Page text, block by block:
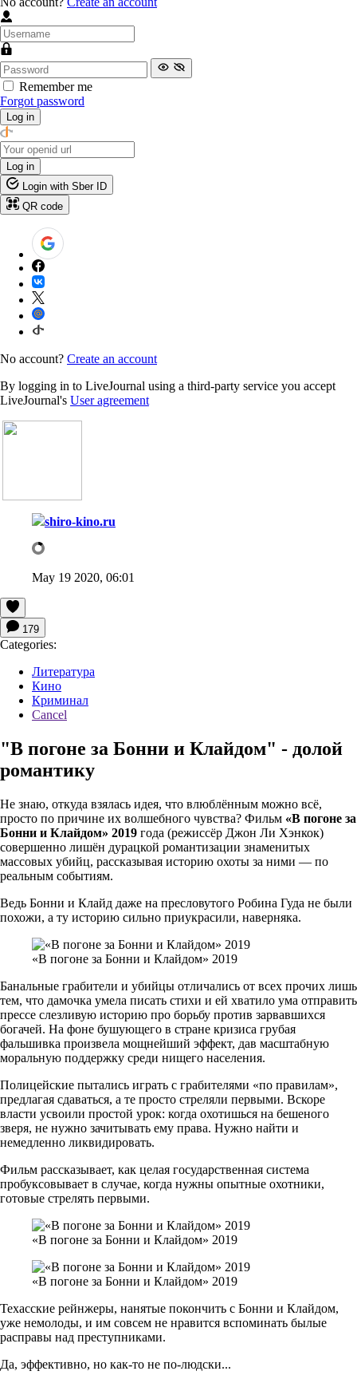
Remember me
Forgot password
Log in
Log in
Login with Sber ID
QR code
No account? Create an account
By logging in to LiveJournal using a third-party service you accept
LiveJournal's User agreement
shiro-kino.ru
May 19 2020, 06:01
179
Categories:
Литература
Кино
Криминал
Cancel
"В погоне за Бонни и Клайдом" - долой
романтику
Не знаю, откуда взялась идея, что влюблённым можно всё,
просто по причине их волшебного чувства? Фильм «В погоне за
Бонни и Клайдом» 2019 года (режиссёр Джон Ли Хэнкок)
совершенно лишён дурацкой романтизации знаменитых
массовых убийц, рассказывая историю охоты за ними — по
реальным событиям.
Ведь Бонни и Клайд даже на пресловутого Робина Гуда не были
похожи, а ту историю сильно приукрасили, наверняка.
«В погоне за Бонни и Клайдом» 2019
Банальные грабители и убийцы отличались от всех прочих лишь
тем, что дамочка умела писать стихи и ей хватило ума отправить
прессе слезливую историю про борьбу против зарвавшихся
богачей. На фоне бушующего в стране кризиса грубая
фальшивка произвела мощнейший эффект, дав масштабную
моральную поддержку среди нищего населения.
Полицейские пытались играть с грабителями «по правилам»,
предлагая сдаваться, а те просто стреляли первыми. Вскоре
власти усвоили простой урок: когда охотишься на бешеного
зверя, не нужно зачитывать ему права. Нужно найти и
немедленно ликвидировать.
Фильм рассказывает, как целая государственная система
пробуксовывает в случае, когда нужны опытные охотники,
готовые стрелять первыми.
«В погоне за Бонни и Клайдом» 2019
«В погоне за Бонни и Клайдом» 2019
Техасские рейнжеры, нанятые покончить с Бонни и Клайдом,
уже немолоды, и им совсем не нравится вспоминать былые
расправы над преступниками.
Да, эффективно, но как-то не по-людски...